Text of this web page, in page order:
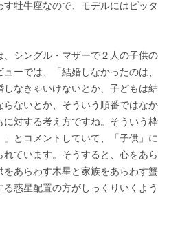
牡牛座なので、モデルにはピッタ
シングル・マザーで２人の子供の
ーでは、「結婚しなかったのは、
なきゃいけないとか、子どもは結
ないとか、そういう順番ではなか
に対する考え方ですね。そういう枠
とコメントしていて、「子供」に
ています。そうすると、心をあら
あらわす木星と家族をあらわす蟹
惑星配置の方がしっくりいくよう